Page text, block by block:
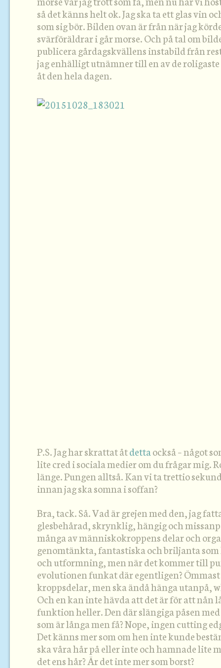
så det känns helt ok. Jag ska ta ett glas vin
som sig bör. Bilden ovan är från när jag
svärföräldrar i går morse. Och på tal om
publicera gårdagskvällens instabild från
jag enhälligt utnämner till en av de
åt den hela dagen.
P.S. Jag har skrattat åtdettaockså – något
lite cred i sociala medier om du frågar mig.
länge. Pungen alltså. Kan vi ta trettio
innan jag ska somna i soffan?
Bra, tack. Så. Vad är grejen med den, jag
glesbehårad, skrynklig, hängig och
många av människokroppens delar och
genomtänkta, fantastiska och briljanta
och utformning, men när det kommer till
evolutionen funkat där egentligen?
kroppsdelar, men ska ändå hänga utanpå,
Och en kan inte hävda att det är för att nån
funktion heller. Den där slängiga påsen
som är långa men få? Nope, ingen cutting
Det känns mer som om hen inte kunde
ska våra hår på eller inte och hamnade lite
det ens hår? Är det inte mer som borst?